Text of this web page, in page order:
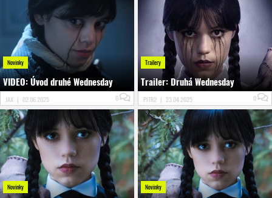
Novinky
VIDEO: Úvod druhé Wednesday
JAX | 02.06.2025 0
Trailery
Trailer: Druhá Wednesday
PITR2 | 23.04.2025 0
Novinky Novinky